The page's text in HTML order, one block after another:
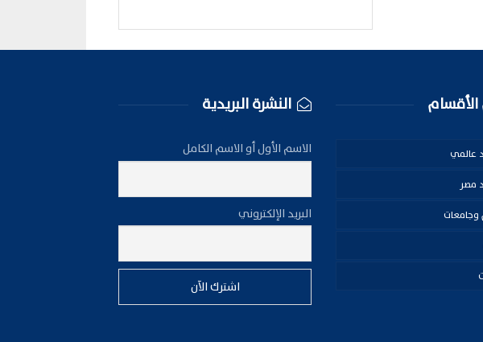
عالمي
مصر
وجامعات
النشرة البريدية
الاسم الأول أو الاسم الكامل
البريد الإلكتروني